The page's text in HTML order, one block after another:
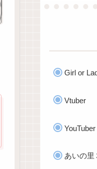
Girl or
Vtuber
YouTuber
あいの里